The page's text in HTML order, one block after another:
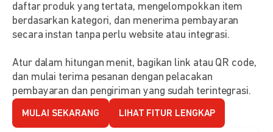
daftar produk yang tertata, mengelompokkan item
berdasarkan kategori, dan menerima pembayaran
secara instan tanpa perlu website atau integrasi.
Atur dalam hitungan menit, bagikan link atau QR code,
dan mulai terima pesanan dengan pelacakan
pembayaran dan pengiriman yang sudah terintegrasi.
MULAI SEKARANG LIHAT FITUR LENGKAP